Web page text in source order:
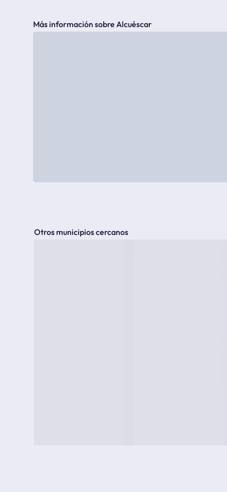
Más información sobre Alcuéscar
Otros municipios cercanos